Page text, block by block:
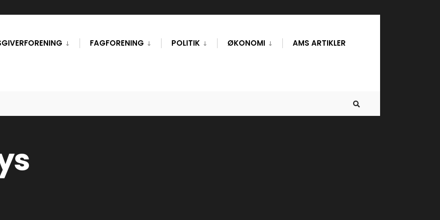
FAGFORENING POLITIK ØKONOMI AMS ARTIKLER